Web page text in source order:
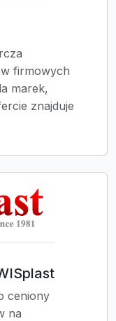
firmowych
marek,
znajduje
ceniony
na